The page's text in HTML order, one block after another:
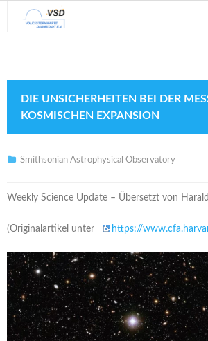
Veranstaltungen
Verein
DIE UNSICHERHEITEN BEI DER
KOSMISCHEN EXPANSION
Smithsonian Astrophysical Observatory
Weekly Science Update – Übersetzt von
(Originalartikel unter https://